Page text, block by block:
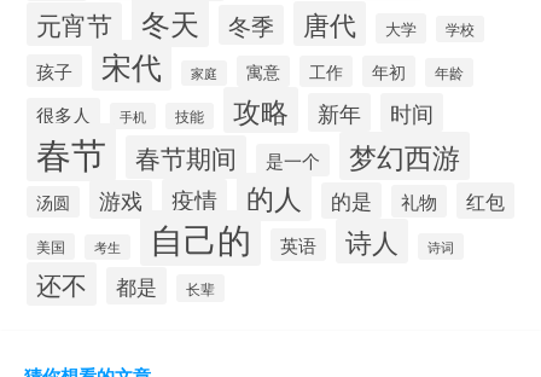
元宵节 冬天 冬季 唐代 大学 学校
孩子 宋代 家庭 寓意 工作 年初 年龄
很多人 手机 技能 攻略 新年 时间
春节 春节期间 是一个 梦幻西游
汤圆 游戏 疫情 的人 的是 礼物 红包
美国 考生 自己的 英语 诗人 诗词
还不 都是 长辈